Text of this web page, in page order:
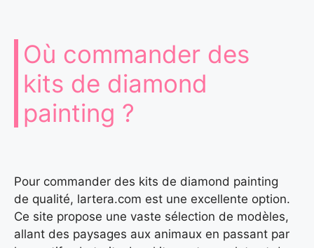
Où commander des
kits de diamond
painting ?
Pour commander des kits de diamond painting
de qualité, lartera.com est une excellente option.
Ce site propose une vaste sélection de modèles,
allant des paysages aux animaux en passant par